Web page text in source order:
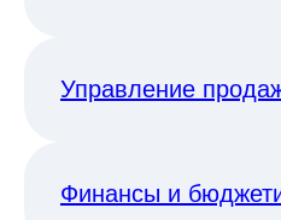
Управление
Финансы и